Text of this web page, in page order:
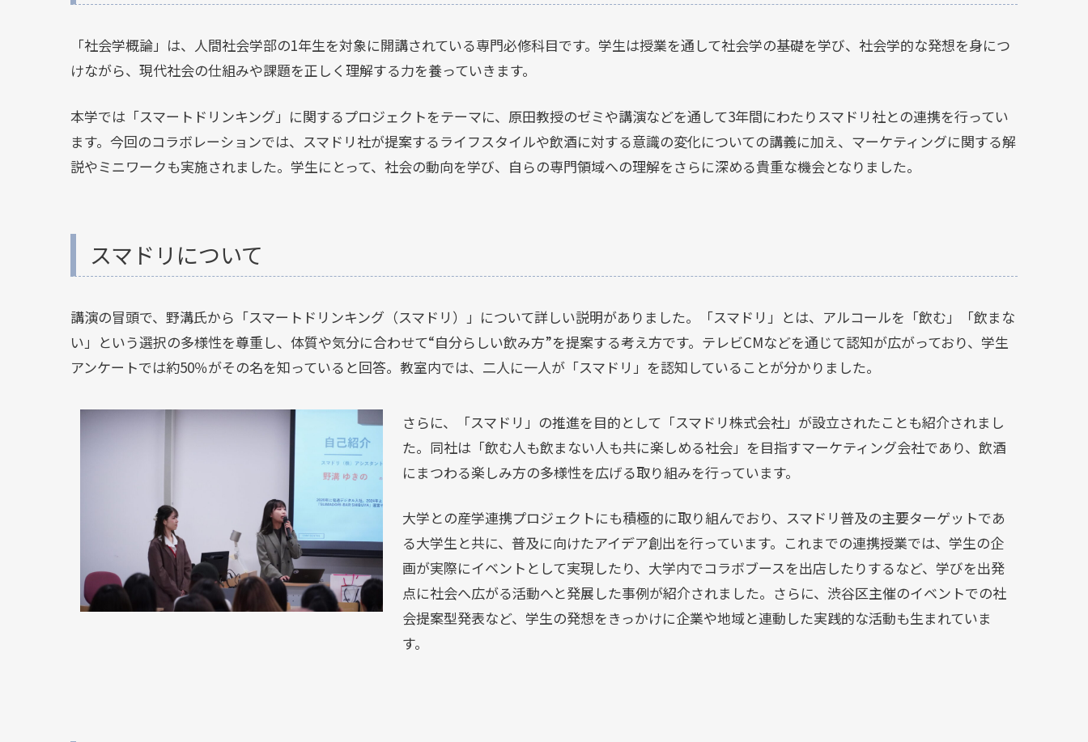
「社会学概論」は、人間社会学部の1年生を対象に開講されている専門必修科目です。学生は授業を通して社会学の基礎を学び、社会学的な発想を身につ
けながら、現代社会の仕組みや課題を正しく理解する力を養っていきます。
本学では「スマートドリンキング」に関するプロジェクトをテーマに、原田教授のゼミや講演などを通して3年間にわたりスマドリ社との連携を行ってい
ます。今回のコラボレーションでは、スマドリ社が提案するライフスタイルや飲酒に対する意識の変化についての講義に加え、マーケティングに関する解
説やミニワークも実施されました。学生にとって、社会の動向を学び、自らの専門領域への理解をさらに深める貴重な機会となりました。
スマドリについて
講演の冒頭で、野溝氏から「スマートドリンキング（スマドリ）」について詳しい説明がありました。「スマドリ」とは、アルコールを「飲む」「飲まな
い」という選択の多様性を尊重し、体質や気分に合わせて“自分らしい飲み方”を提案する考え方です。テレビCMなどを通じて認知が広がっており、学生
アンケートでは約50％がその名を知っていると回答。教室内では、二人に一人が「スマドリ」を認知していることが分かりました。
さらに、「スマドリ」の推進を目的として「スマドリ株式会社」が設立されたことも紹介されまし
た。同社は「飲む人も飲まない人も共に楽しめる社会」を目指すマーケティング会社であり、飲酒
にまつわる楽しみ方の多様性を広げる取り組みを行っています。
大学との産学連携プロジェクトにも積極的に取り組んでおり、スマドリ普及の主要ターゲットであ
る大学生と共に、普及に向けたアイデア創出を行っています。これまでの連携授業では、学生の企
画が実際にイベントとして実現したり、大学内でコラボブースを出店したりするなど、学びを出発
点に社会へ広がる活動へと発展した事例が紹介されました。さらに、渋谷区主催のイベントでの社
会提案型発表など、学生の発想をきっかけに企業や地域と連動した実践的な活動も生まれていま
す。